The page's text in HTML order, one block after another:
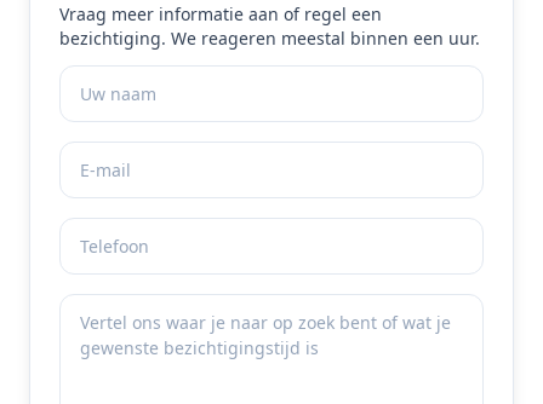
Vraag meer informatie aan of regel een
bezichtiging. We reageren meestal binnen een uur.